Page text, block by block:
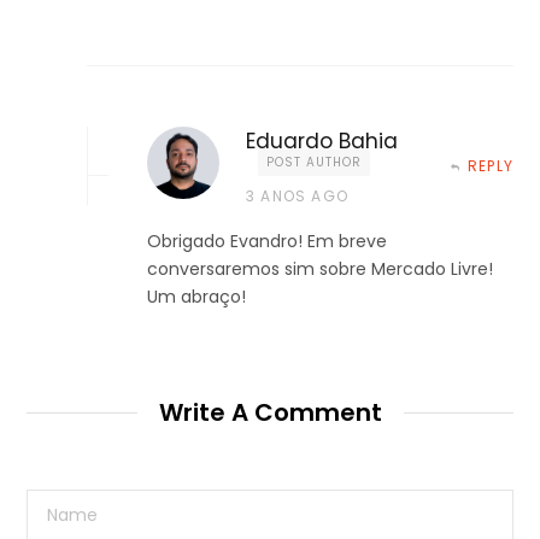
Eduardo Bahia
POST AUTHOR
3 ANOS AGO
REPLY
Obrigado Evandro! Em breve
conversaremos sim sobre Mercado Livre!
Um abraço!
Write A Comment